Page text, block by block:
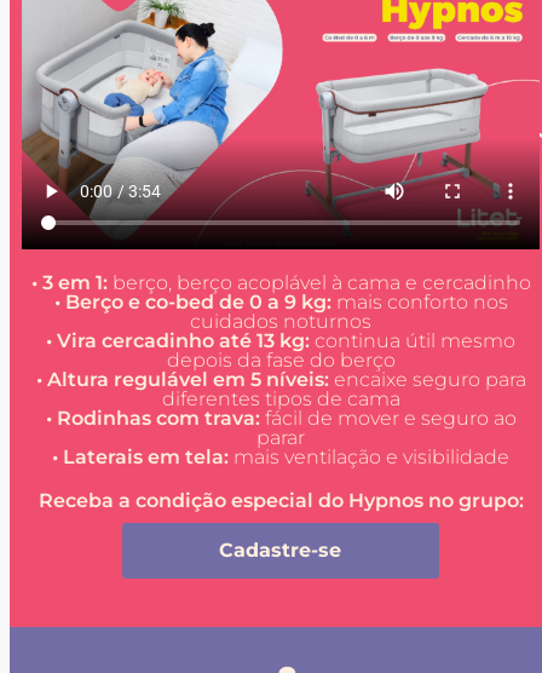
• 3 em 1:berço, berço acoplável à cama e cercadinho
• Berço e co-bed de 0 a 9 kg:mais conforto nos
cuidados noturnos
• Vira cercadinho até 13 kg: continua útil mesmo
depois da fase do berço
• Altura regulável em 5 níveis: encaixe seguro para
diferentes tipos de cama
• Rodinhas com trava: fácil de mover e seguro ao
parar
• Laterais em tela: mais ventilação e visibilidade
Receba a condição especial do Hypnos no grupo:
Cadastre-se